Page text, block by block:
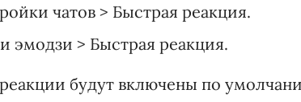
чатов > Быстрая реакция.
эмодзи > Быстрая реакция.
будут включены по